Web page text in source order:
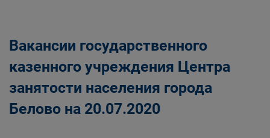
Вакансии государственного
казенного учреждения Центра
занятости населения города
Белово на 20.07.2020